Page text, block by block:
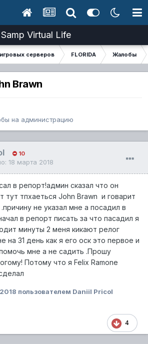
Samp Virtual Life
серверов FLORIDA Жалобы
Brawn
на администрацию
10
18 марта 2018
в репорт!админ сказал что он
тут тпхаеться John Brawn и говарит
не указал мне а посадил в
в репорт писать за что пасадил я
минуты 2 меня кикают релог
на 31 день как я его оск это первое и
мне а не садить .Прошу
Потому что я Felix Ramone
пользователем Daniil Pricol
4